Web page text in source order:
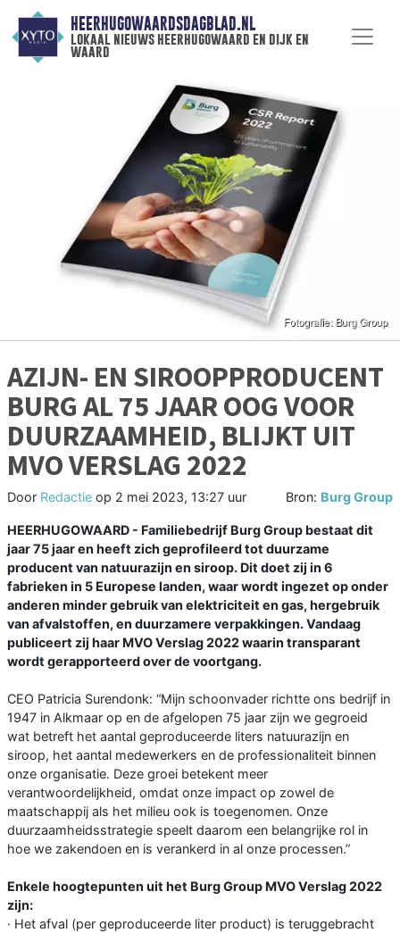
HEERHUGOWAARDSDAGBLAD.NL
lokaal nieuws heerhugowaard en dijk en
waard
AZIJN- EN SIROOPPRODUCENT
BURG AL 75 JAAR OOG VOOR
DUURZAAMHEID, BLIJKT UIT
MVO VERSLAG 2022
Door Redactie op 2 mei 2023, 13:27 uur Bron: Burg Group
HEERHUGOWAARD - Familiebedrijf Burg Group bestaat dit
jaar 75 jaar en heeft zich geprofileerd tot duurzame
producent van natuurazijn en siroop. Dit doet zij in 6
fabrieken in 5 Europese landen, waar wordt ingezet op onder
anderen minder gebruik van elektriciteit en gas, hergebruik
van afvalstoffen, en duurzamere verpakkingen. Vandaag
publiceert zij haar MVO Verslag 2022 waarin transparant
wordt gerapporteerd over de voortgang.
CEO Patricia Surendonk: “Mijn schoonvader richtte ons bedrijf in
1947 in Alkmaar op en de afgelopen 75 jaar zijn we gegroeid
wat betreft het aantal geproduceerde liters natuurazijn en
siroop, het aantal medewerkers en de professionaliteit binnen
onze organisatie. Deze groei betekent meer
verantwoordelijkheid, omdat onze impact op zowel de
maatschappij als het milieu ook is toegenomen. Onze
duurzaamheidsstrategie speelt daarom een belangrijke rol in
hoe we zakendoen en is verankerd in al onze processen.”
Enkele hoogtepunten uit het Burg Group MVO Verslag 2022
zijn:
· Het afval (per geproduceerde liter product) is teruggebracht